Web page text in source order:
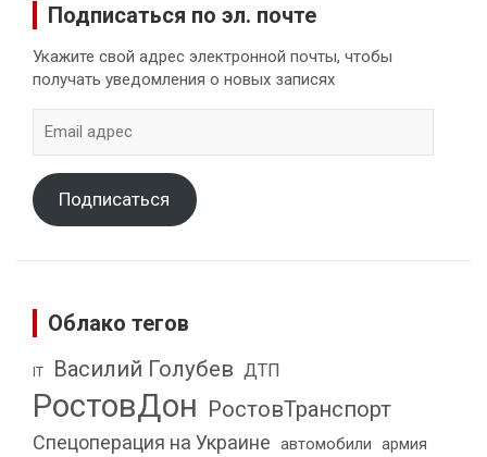
Подписаться по эл. почте
Укажите свой адрес электронной почты, чтобы
получать уведомления о новых записях
адрес
Подписаться
Облако тегов
IT Василий Голубев ДТП
РостовДон РостовТранспорт
Спецоперация на Украине автомобили армия